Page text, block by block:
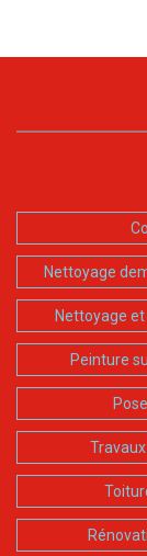
Nettoyage
Nettoyage
Peinture